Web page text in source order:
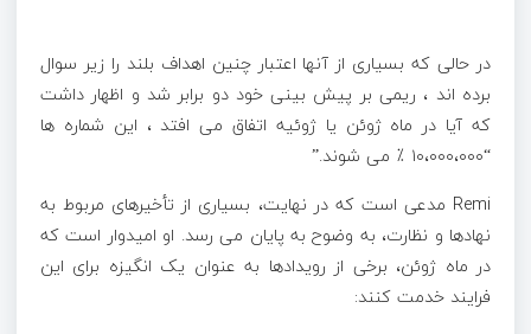
در حالی که بسیاری از آنها اعتبار چنین اهداف بلند را زیر سوال
برده اند ، ریمی بر پیش بینی خود دو برابر شد و اظهار داشت
که آیا در ماه ژوئن یا ژوئیه اتفاق می افتد ، این شماره ها
“۱۰،۰۰۰،۰۰۰ ٪ می شوند.”
Remi مدعی است که در نهایت، بسیاری از تأخیرهای مربوط به
نهادها و نظارت، به وضوح به پایان می رسد. او امیدوار است که
در ماه ژوئن، برخی از رویدادها به عنوان یک انگیزه برای این
فرایند خدمت کنند: